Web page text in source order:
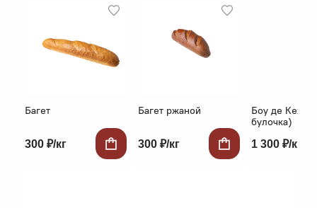
Багет
300 ₽/кг
Багет ржаной
300 ₽/кг
Боу де Кежо
булочка)
1 300 ₽/кг